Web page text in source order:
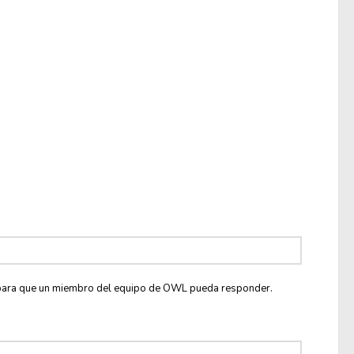
que un miembro del equipo de OWL pueda responder.